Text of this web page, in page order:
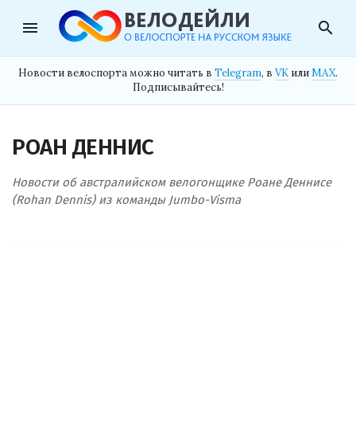
menu search
Новости велоспорта можно читать в Telegram, в VK илиMAX.
Подписывайтесь!
РОАН ДЕННИС
Новости об австралийском велогонщике Роане Деннисе
(Rohan Dennis) из команды Jumbo-Visma